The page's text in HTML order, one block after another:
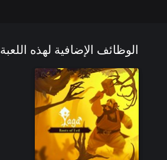
الوظائف الإضافية لهذه اللعبة